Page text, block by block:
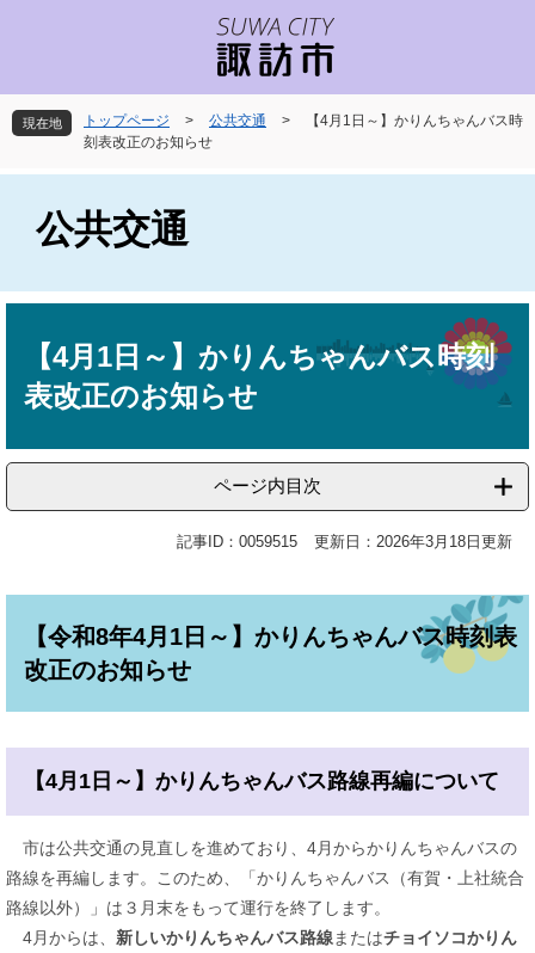
先
頭
を
飛
へ
現在地 トップページ > 公共交通 >
【4月1日～】かりんちゃんバス時
刻表改正のお知らせ
公共交通
【4月1日～】かりんちゃんバス時刻
表改正のお知らせ
ページ内目次
記事ID：0059515 更新日：2026年3月18日更新
【令和8年4月1日～】かりんちゃんバス時刻表
改正のお知らせ
【4月1日～】かりんちゃんバス路線再編について
市は公共交通の見直しを進めており、4月からかりんちゃんバスの
路線を再編します。このため、「かりんちゃんバス（有賀・上社統合
路線以外）」は３月末をもって運行を終了します。
4月からは、 新しいかりんちゃんバス路線 またはチョイソコかりん